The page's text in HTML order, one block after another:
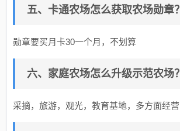
五、卡通农场怎么获取农场勋章？
勋章要买月卡30一个月，不划算
六、家庭农场怎么升级示范农场？
采摘，旅游，观光，教育基地，多方面经营